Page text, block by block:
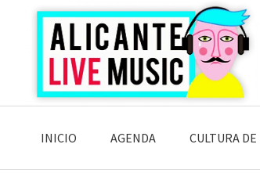
Saltar
navegación
principal
Saltar
contenido
principal
Saltar
lateral
principalINICIO AGENDA CULTURA